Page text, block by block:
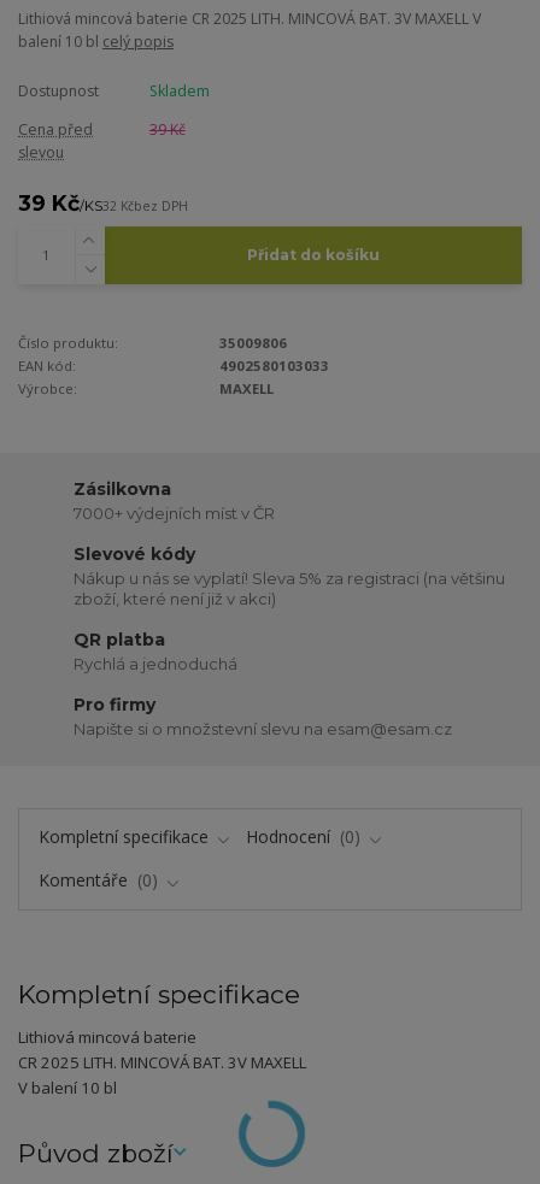
Lithiová mincová baterie CR 2025 LITH. MINCOVÁ BAT. 3V MAXELL V
balení 10 bl celý popis
Dostupnost
Skladem
Cena před
slevou
39 Kč
39 Kč/KS32 Kčbez DPH
Přidat do košíku
Číslo produktu:
35009806
EAN kód:
4902580103033
Výrobce:
MAXELL
Zásilkovna
7000+ výdejních míst v ČR
Slevové kódy
Nákup u nás se vyplatí! Sleva 5% za registraci (na většinu
zboží, které není již v akci)
QR platba
Rychlá a jednoduchá
Pro firmy
Napište si o množstevní slevu na esam@esam.cz
Kompletní specifikace Hodnocení
0
Komentáře
0
Kompletní specifikace
Lithiová mincová baterie
CR 2025 LITH. MINCOVÁ BAT. 3V MAXELL
V balení 10 bl
Původ zboží